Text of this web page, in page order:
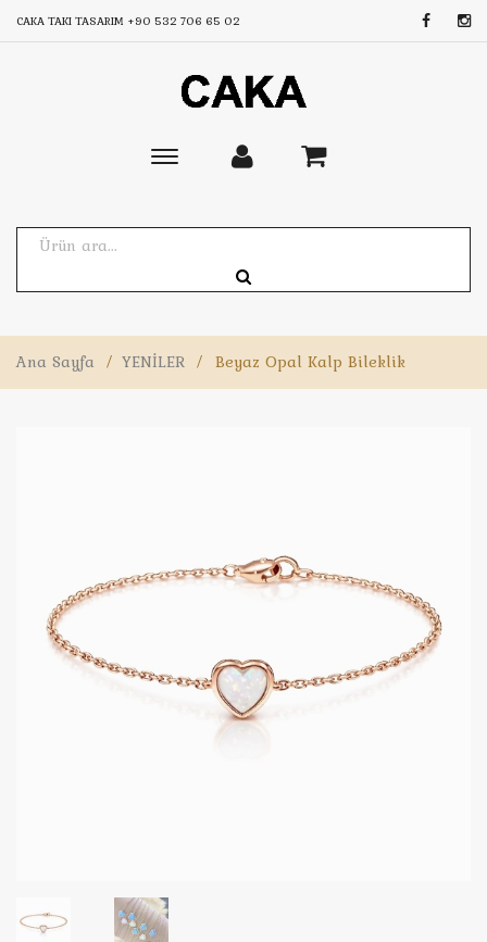
CAKA TAKI TASARIM +90 532 706 65 02
Toggle
Ana Sayfa / YENİLER / Beyaz Opal Kalp Bileklik